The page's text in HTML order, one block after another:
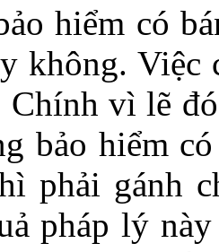
hiểm có
không. Việc
Chính vì lẽ
bảo hiểm
phải gánh
pháp lý